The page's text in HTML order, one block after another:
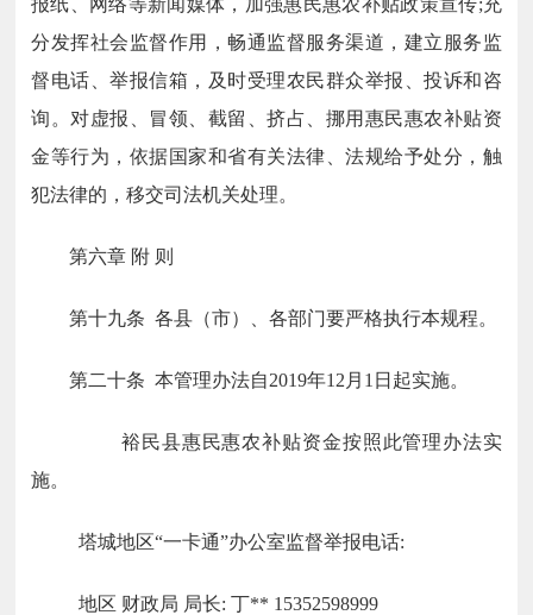
分发挥社会监督作用，畅通监督服务渠道，建立服务监
督电话、举报信箱，及时受理农民群众举报、投诉和咨
询。对虚报、冒领、截留、挤占、挪用惠民惠农补贴资
金等行为，依据国家和省有关法律、法规给予处分，触
犯法律的，移交司法机关处理。
第六章 附 则
第十九条 各县（市）、各部门要严格执行本规程。
第二十条 本管理办法自2019年12月1日起实施。
裕民县惠民惠农补贴资金按照此管理办法实
施。
塔城地区“一卡通”办公室监督举报电话:
地区 财政局 局长: 丁** 15352598999